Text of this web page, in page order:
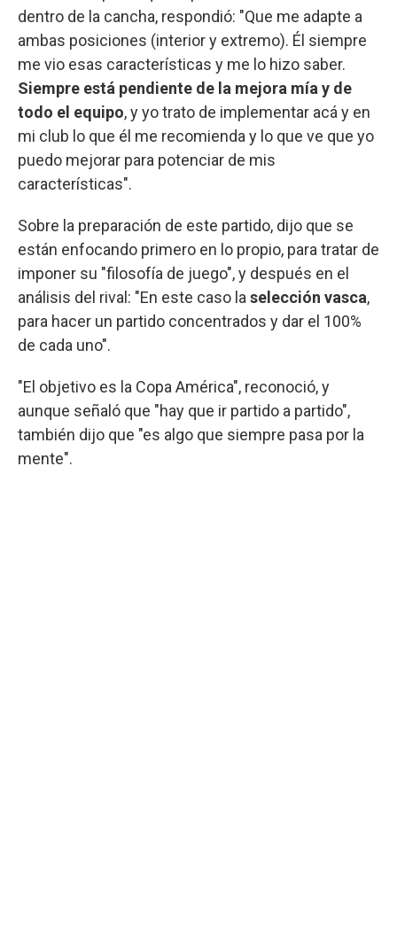
dentro de la cancha, respondió: "Que me adapte a
ambas posiciones (interior y extremo). Él siempre
me vio esas características y me lo hizo saber.
Siempre está pendiente de la mejora mía y de
todo el equipo, y yo trato de implementar acá y en
mi club lo que él me recomienda y lo que ve que yo
puedo mejorar para potenciar de mis
características".
Sobre la preparación de este partido, dijo que se
están enfocando primero en lo propio, para tratar de
imponer su "filosofía de juego", y después en el
análisis del rival: "En este caso la selección vasca,
para hacer un partido concentrados y dar el 100%
de cada uno".
"El objetivo es la Copa América", reconoció, y
aunque señaló que "hay que ir partido a partido",
también dijo que "es algo que siempre pasa por la
mente".